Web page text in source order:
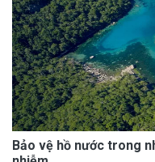
Bảo vệ hồ nước trong